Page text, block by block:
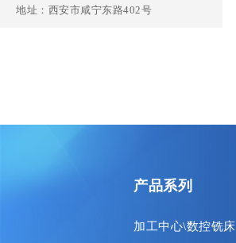
地址：西安市咸宁东路402号
产品系列
加工中心\数控铣床